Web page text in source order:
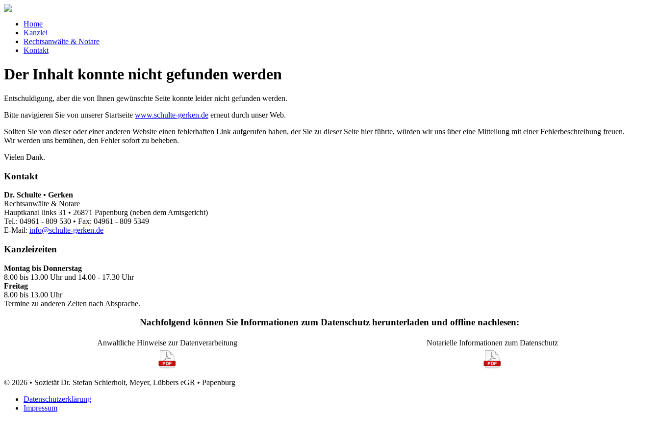
Home
Kanzlei
Rechtsanwälte & Notare
Kontakt
Der Inhalt konnte nicht gefunden werden
Entschuldigung, aber die von Ihnen gewünschte Seite konnte leider nicht gefunden werden.
Bitte navigieren Sie von unserer Startseite www.schulte-gerken.de erneut durch unser Web.
Sollten Sie von dieser oder einer anderen Website einen fehlerhaften Link aufgerufen haben, der Sie zu dieser Seite hier führte, würden wir uns über eine Mitteilung mit einer Fehlerbeschreibung freuen.
Wir werden uns bemühen, den Fehler sofort zu beheben.
Vielen Dank.
Kontakt
Dr. Schulte • Gerken
Rechtsanwälte & Notare
Hauptkanal links 31 • 26871 Papenburg (neben dem Amtsgericht)
Tel.: 04961 - 809 530 • Fax: 04961 - 809 5349
E-Mail: info@schulte-gerken.de
Kanzleizeiten
Montag bis Donnerstag
8.00 bis 13.00 Uhr und 14.00 - 17.30 Uhr
Freitag
8.00 bis 13.00 Uhr
Termine zu anderen Zeiten nach Absprache.
Nachfolgend können Sie Informationen zum Datenschutz herunterladen und offline nachlesen:
Anwaltliche Hinweise zur Datenverarbeitung Notarielle Informationen zum Datenschutz
© 2026 • Sozietät Dr. Stefan Schierholt, Meyer, Lübbers eGR • Papenburg
Datenschutzerklärung
Impressum